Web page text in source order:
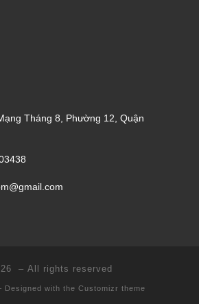
Tháng 8, Phường 12, Quận
– All rights reserved
Designed with the Customizr theme